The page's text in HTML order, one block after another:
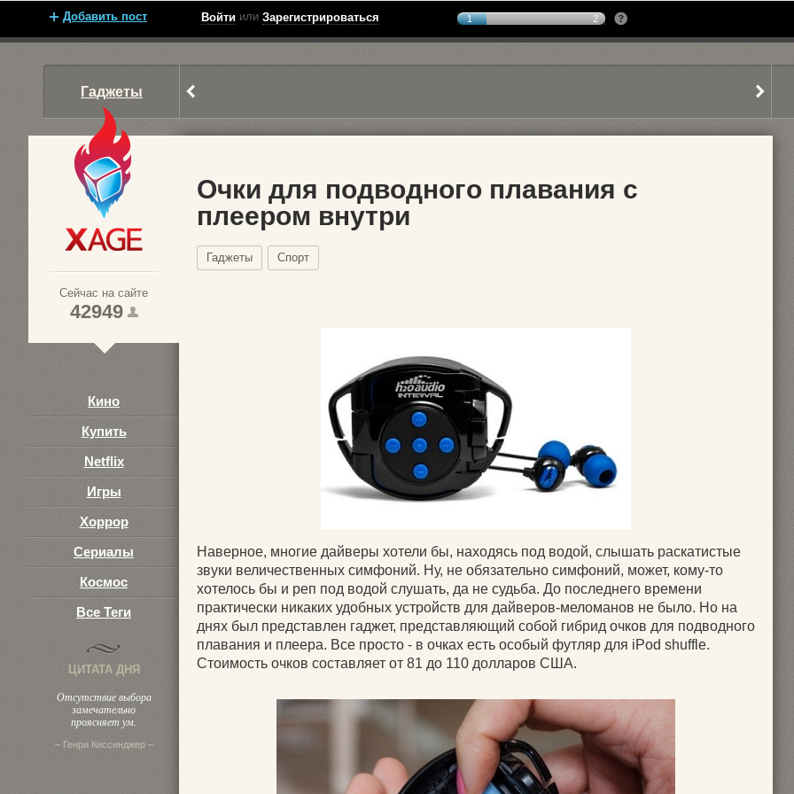
Добавить пост Войти или Зарегистрироваться 1 2
Гаджеты
Сейчас на сайте
42949
Кино
Купить
Netflix
Игры
Хоррор
Сериалы
Космос
Все Теги
ЦИТАТА ДНЯ
Отсутствие выбора
замечательно
проясняет ум.
– Генри Киссинджер –
Очки для подводного плавания с
плеером внутри
Гаджеты Спорт
Наверное, многие дайверы хотели бы, находясь под водой, слышать раскатистые
звуки величественных симфоний. Ну, не обязательно симфоний, может, кому-то
хотелось бы и реп под водой слушать, да не судьба. До последнего времени
практически никаких удобных устройств для дайверов-меломанов не было. Но на
днях был представлен гаджет, представляющий собой гибрид очков для подводного
плавания и плеера. Все просто - в очках есть особый футляр для iPod shuffle.
Стоимость очков составляет от 81 до 110 долларов США.